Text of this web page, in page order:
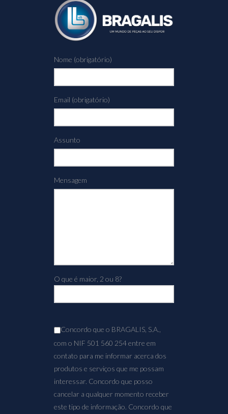
Nome (obrigatório)
Email (obrigatório)
Assunto
Mensagem
O que é maior, 2 ou 8?
Concordo que o BRAGALIS, S.A.,
com o NIF 501 560 254 entre em
contato para me informar acerca dos
produtos e serviços que me possam
interessar. Concordo que posso
cancelar a qualquer momento receber
este tipo de informação. Concordo que